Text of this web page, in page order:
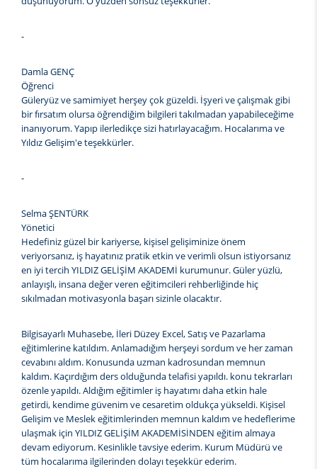
-
Damla GENÇ
Öğrenci
Güleryüz ve samimiyet herşey çok güzeldi. İşyeri ve çalışmak gibi
bir fırsatım olursa öğrendiğim bilgileri takılmadan yapabileceğime
inanıyorum. Yapıp ilerledikçe sizi hatırlayacağım. Hocalarıma ve
Yıldız Gelişim'e teşekkürler.
-
Selma ŞENTÜRK
Yönetici
Hedefiniz güzel bir kariyerse, kişisel gelişiminize önem
veriyorsanız, iş hayatınız pratik etkin ve verimli olsun istiyorsanız
en iyi tercih YILDIZ GELİŞİM AKADEMİ kurumunur. Güler yüzlü,
anlayışlı, insana değer veren eğitimcileri rehberliğinde hiç
sıkılmadan motivasyonla başarı sizinle olacaktır.
Bilgisayarlı Muhasebe, İleri Düzey Excel, Satış ve Pazarlama
eğitimlerine katıldım. Anlamadığım herşeyi sordum ve her zaman
cevabını aldım. Konusunda uzman kadrosundan memnun
kaldım. Kaçırdığım ders olduğunda telafisi yapıldı. konu tekrarları
özenle yapıldı. Aldığım eğitimler iş hayatımı daha etkin hale
getirdi, kendime güvenim ve cesaretim oldukça yükseldi. Kişisel
Gelişim ve Meslek eğitimlerinden memnun kaldım ve hedeflerime
ulaşmak için YILDIZ GELİŞİM AKADEMİSİNDEN eğitim almaya
devam ediyorum. Kesinlikle tavsiye ederim. Kurum Müdürü ve
tüm hocalarıma ilgilerinden dolayı teşekkür ederim.